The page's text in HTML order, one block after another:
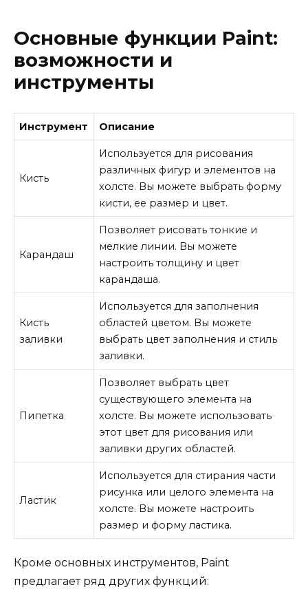
Основные функции Paint:
возможности и
инструменты
Инструмент Описание
Кисть
Используется для рисования
различных фигур и элементов на
холсте. Вы можете выбрать форму
кисти, ее размер и цвет.
Карандаш
Позволяет рисовать тонкие и
мелкие линии. Вы можете
настроить толщину и цвет
карандаша.
Кисть
заливки
Используется для заполнения
областей цветом. Вы можете
выбрать цвет заполнения и стиль
заливки.
Пипетка
Позволяет выбрать цвет
существующего элемента на
холсте. Вы можете использовать
этот цвет для рисования или
заливки других областей.
Ластик
Используется для стирания части
рисунка или целого элемента на
холсте. Вы можете настроить
размер и форму ластика.
Кроме основных инструментов, Paint
предлагает ряд других функций: